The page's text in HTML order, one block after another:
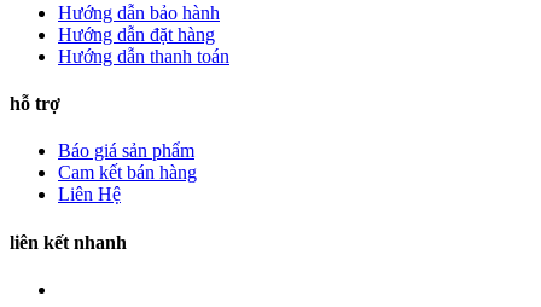
Hướng dẫn bảo hành
Hướng dẫn đặt hàng
Hướng dẫn thanh toán
hỗ trợ
Báo giá sản phẩm
Cam kết bán hàng
Liên Hệ
liên kết nhanh